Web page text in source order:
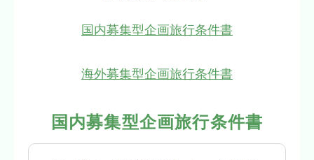
国内募集型企画旅行条件書
海外募集型企画旅行条件書
国内募集型企画旅行条件書